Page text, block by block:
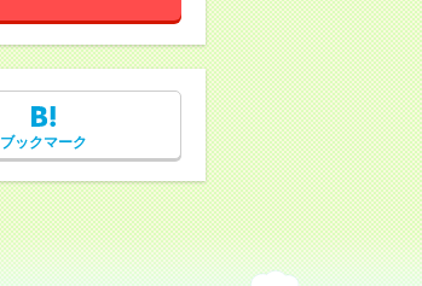
ブックマーク